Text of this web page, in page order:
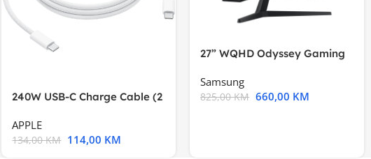
240W USB-C Charge Cable (2
APPLE
134,00KM 114,00 KM
27” WQHD Odyssey Gaming
Samsung
825,00KM 660,00 KM